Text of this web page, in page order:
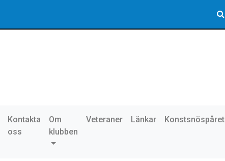
Kontakta
oss
Om
klubben
Veteraner Länkar Konstsnöspåret